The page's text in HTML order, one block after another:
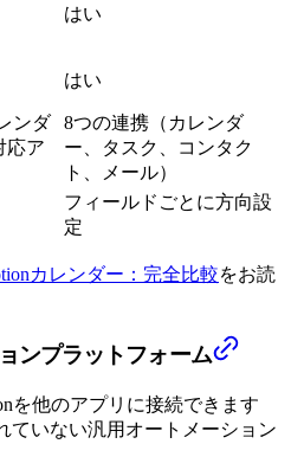
はい
はい
ンダ
応ア
8つの連携（カレンダ
ー、タスク、コンタク
ト、メール）
フィールドごとに方向設
定
カレンダー：完全比較をお読
ンプラットフォーム
を他のアプリに接続できます
ていない汎用オートメーション